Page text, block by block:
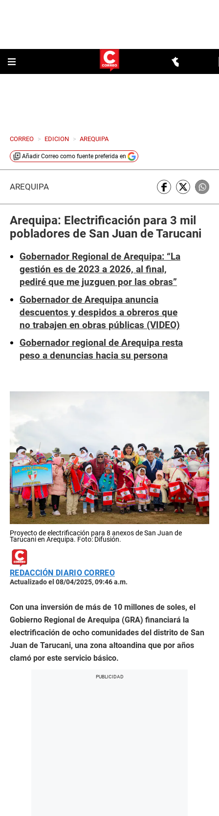
CORREO > EDICION > AREQUIPA
Añadir Correo como fuente preferida en
AREQUIPA
Arequipa: Electrificación para 3 mil
pobladores de San Juan de Tarucani
Gobernador Regional de Arequipa: “La
gestión es de 2023 a 2026, al final,
pediré que me juzguen por las obras”
Gobernador de Arequipa anuncia
descuentos y despidos a obreros que
no trabajen en obras públicas (VIDEO)
Gobernador regional de Arequipa resta
peso a denuncias hacia su persona
Proyecto de electrificación para 8 anexos de San Juan de
Tarucani en Arequipa. Foto: Difusión.
REDACCIÓN DIARIO CORREO
Actualizado el 08/04/2025, 09:46 a.m.
Con una inversión de más de 10 millones de soles, el
Gobierno Regional de Arequipa (GRA) financiará la
electrificación de ocho comunidades del distrito de San
Juan de Tarucani, una zona altoandina que por años
clamó por este servicio básico.